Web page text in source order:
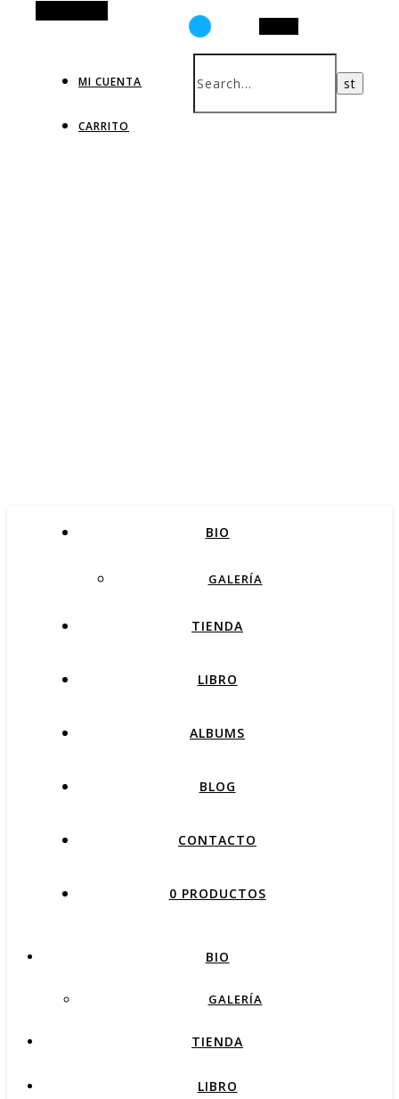
MI CUENTA
CARRITO
BIO
GALERÍA
TIENDA
LIBRO
ALBUMS
BLOG
CONTACTO
0 PRODUCTOS
BIO
GALERÍA
TIENDA
LIBRO